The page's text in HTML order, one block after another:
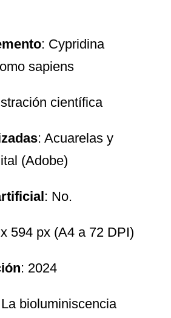
: Cypridina
sapiens
científica
: Acuarelas y
(Adobe)
: No.
594 px (A4 a 72 DPI)
: 2024
bioluminiscencia